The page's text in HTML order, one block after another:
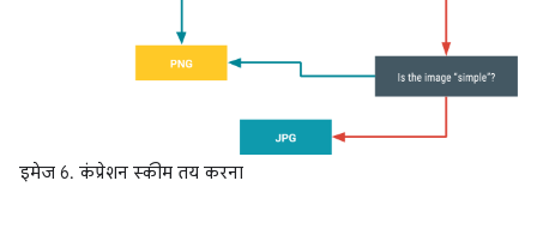
इमेज 6. कंप्रेशन स्कीम तय करना